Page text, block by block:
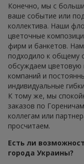
Конечно, мы с
ваше событие или
коллектива. Наши
цветочные
фирм и банкетов.
подходило к общему
обсуждаем
компаний и
индивидуальные
К тому же, мы
заказов по
коллегам или
просчитаем.
Есть ли
города Украины?